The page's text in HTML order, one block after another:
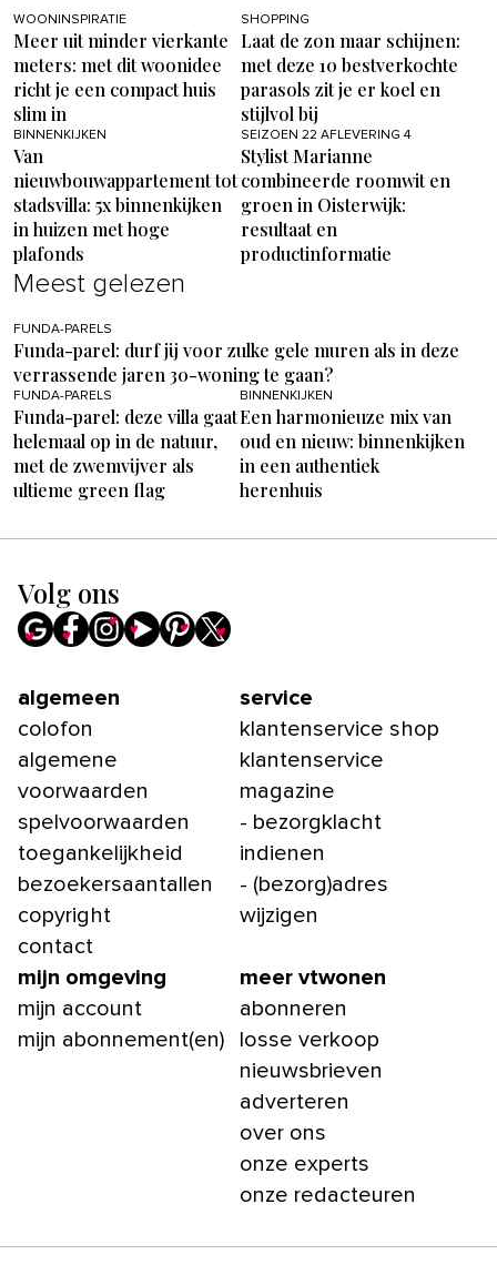
WOONINSPIRATIE
Meer uit minder vierkante
meters: met dit woonidee
richt je een compact huis
slim in
SHOPPING
Laat de zon maar schijnen:
met deze 10 bestverkochte
parasols zit je er koel en
stijlvol bij
BINNENKIJKEN
Van
nieuwbouwappartement tot
stadsvilla: 5x binnenkijken
in huizen met hoge
plafonds
SEIZOEN 22 AFLEVERING 4
Stylist Marianne
combineerde roomwit en
groen in Oisterwijk:
resultaat en
productinformatie
Meest gelezen
FUNDA-PARELS
Funda-parel: durf jij voor zulke gele muren als in deze
verrassende jaren 30-woning te gaan?
FUNDA-PARELS
Funda-parel: deze villa gaat
helemaal op in de natuur,
met de zwemvijver als
ultieme green flag
BINNENKIJKEN
Een harmonieuze mix van
oud en nieuw: binnenkijken
in een authentiek
herenhuis
Volg ons
algemeen
colofon
algemene
voorwaarden
spelvoorwaarden
toegankelijkheid
bezoekersaantallen
copyright
contact
service
klantenservice shop
klantenservice
magazine
- bezorgklacht
indienen
- (bezorg)adres
wijzigen
mijn omgeving
mijn account
mijn abonnement(en)
meer vtwonen
abonneren
losse verkoop
nieuwsbrieven
adverteren
over ons
onze experts
onze redacteuren